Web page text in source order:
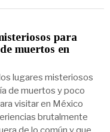
para
muertos en
lugares misteriosos
de muertos y poco
visitar en México
brutalmente